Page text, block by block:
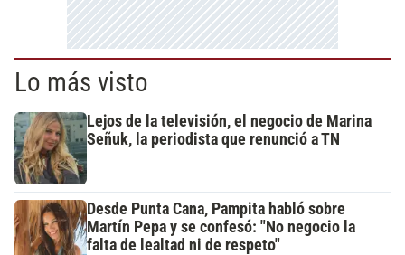
Lo más visto
Lejos de la televisión, el negocio de Marina
Señuk, la periodista que renunció a TN
Desde Punta Cana, Pampita habló sobre
Martín Pepa y se confesó: "No negocio la
falta de lealtad ni de respeto"